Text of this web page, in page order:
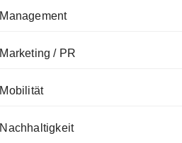
Management
Marketing / PR
Mobilität
Nachhaltigkeit